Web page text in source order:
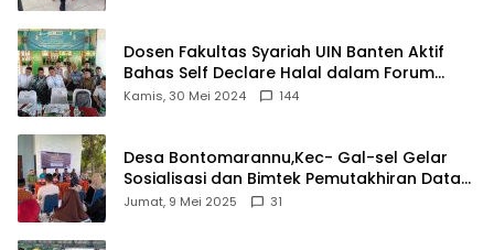
Dosen Fakultas Syariah UIN Banten Aktif
Bahas Self Declare Halal dalam Forum
Ijtima Ulama MUI
Kamis, 30 Mei 2024 144
Desa Bontomarannu,Kec- Gal-sel Gelar
Sosialisasi dan Bimtek Pemutakhiran Data
ID
Jumat, 9 Mei 2025 31